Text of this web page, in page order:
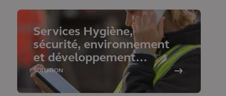
Services Hygiène,
sécurité, environnement
et développement
durable numériques
SOLUTION